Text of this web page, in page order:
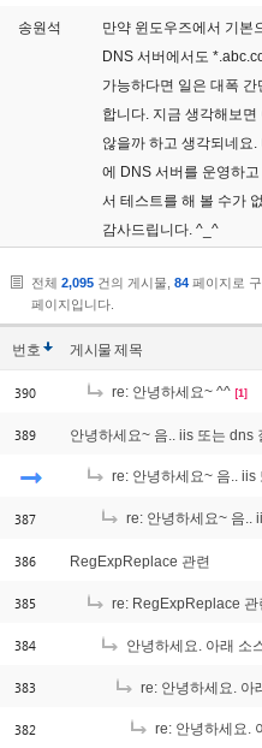
송원석
만약 윈도우즈에서 기본
DNS 서버에서도
가능하다면 일은 대폭
합니다. 지금 생각해보면
않을까 하고 생각되네요.
에 DNS 서버를 운영하
서 테스트를 해 볼 수가
감사드립니다. ^_^
전체 2,095 건의 게시물, 84 페이지로
페이지입니다.
번호 게시물제목
390 re: 안녕하세요~ ^^ [1]
389
re: 안녕하세요~ 음.. iis 또는 dns 질문인
387 re: 안녕하세요~ 음.. iis 또는 dns 질문인
386 RegExpReplace 관련
385 re: RegExpReplace 관
384 안녕하세요. 아래 소스를 사용하였
383 re: 안녕하세요. 아래 소스를 사용하
382 re: 안녕하세요. 아래 소스를 사용하